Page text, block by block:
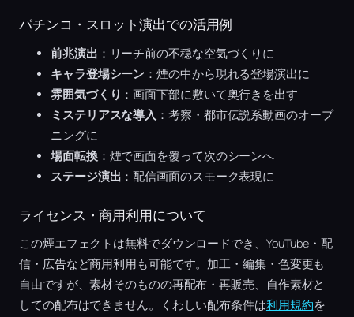
パチンコ・スロット演出での活用例
前兆演出 ：リーチ前の不穏な空気づくりに
キャラ登場シーン ：煙の中から現れる登場演出に
雰囲気づくり ：画面下部に敷いて奥行きを出す
ミステリアスな導入 ：考察・都市伝説系動画のオープ
ニングに
場面転換：煙で画面を覆って次のシーンへ
ステージ演出 ：配信画面のスモーク表現に
ライセンス・商用利用について
この煙エフェクトは無料でダウンロードでき、YouTube・配
信・広告など商用利用も可能です。加工・編集・色変更も
自由ですが、素材そのものの再配布・再販売、自作素材と
しての配布はできません。くわしい配布条件は利用規約を